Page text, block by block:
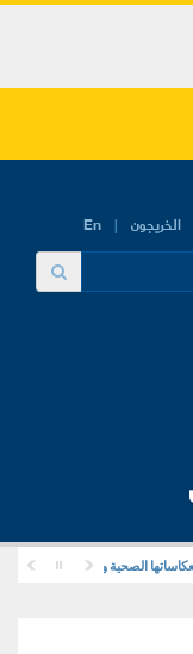
En الخريجون
الصحية والنفسية والاجتماعية